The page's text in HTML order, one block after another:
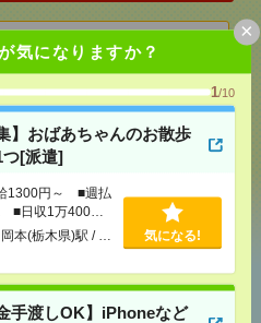
気になりますか？
1/10
】おばあちゃんのお散歩
つ[派遣]
1300円～ ■週払
日収1万400円
本(栃木県)駅 / … 気になる!
手渡しOK】iPhoneなど
×
なる！
LINE
イート
からの